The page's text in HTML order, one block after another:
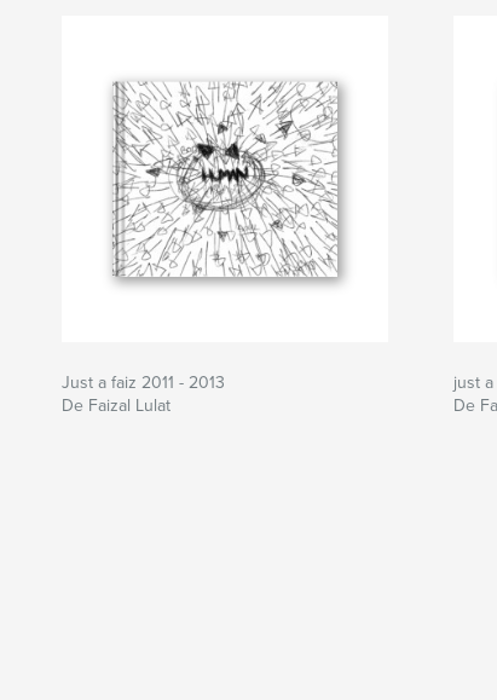
Just a faiz 2011 - 2013
De Faizal Lulat
just
De